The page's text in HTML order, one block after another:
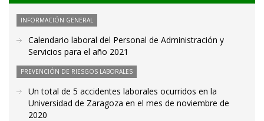
INFORMACIÓN GENERAL
Calendario laboral del Personal de Administración y
Servicios para el año 2021
PREVENCIÓN DE RIESGOS LABORALES
Un total de 5 accidentes laborales ocurridos en la
Universidad de Zaragoza en el mes de noviembre de
2020